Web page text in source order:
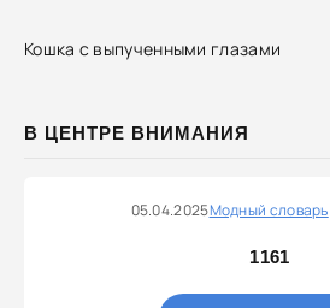
Кошка с выпученными глазами
В ЦЕНТРЕ ВНИМАНИЯ
05.04.2025Модный словарь
1161